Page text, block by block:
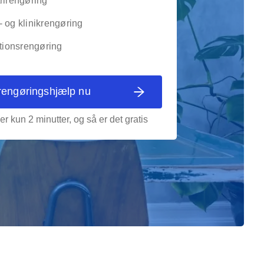
og klinikrengøring
nu
kun 2 minutter, og så er det gratis